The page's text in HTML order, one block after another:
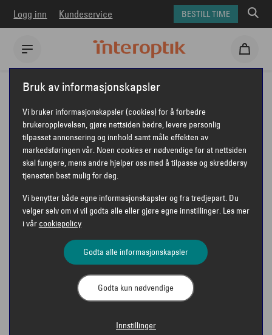
Logg inn Kundeservice BESTILL TIME
Interoptik
Øyehelse
Behandling av AMD med fotobiomodulasjon (PBM)
ØYEHELSE
BEHANDLING AV AMD
MED
FOTOBIOMODULASJON
(PBM)
Bruk av informasjonskapsler
Vi bruker informasjonskapsler (cookies) for å forbedre
brukeropplevelsen, gjøre nettsiden bedre, levere personlig
tilpasset annonsering og innhold samt måle effekten av
markedsføringen vår. Noen cookies er nødvendige for at nettsiden
skal fungere, mens andre hjelper oss med å tilpasse og skreddersy
tjenesten best mulig for deg.
Vi benytter både egne informasjonskapsler og fra tredjepart. Du
velger selv om vi vil godta alle eller gjøre egne innstillinger. Les mer
i vår cookiepolicy
Godta alle informasjonskapsler
Godta kun nødvendige
Innstillinger